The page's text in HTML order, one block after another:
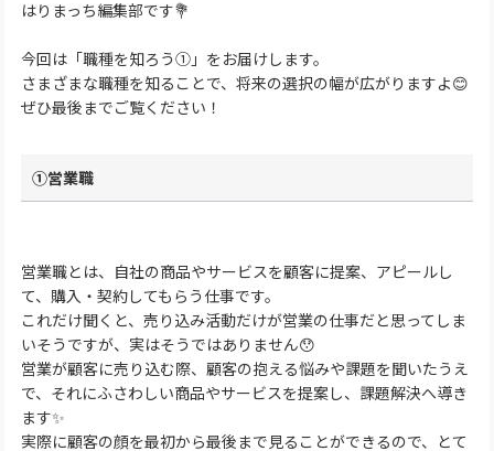
はりまっち編集部です💐
今回は「職種を知ろう①」をお届けします。
さまざまな職種を知ることで、将来の選択の幅が広がりますよ😊
ぜひ最後までご覧ください！
①営業職
営業職とは、自社の商品やサービスを顧客に提案、アピールし
て、購入・契約してもらう仕事です。
これだけ聞くと、売り込み活動だけが営業の仕事だと思ってしま
いそうですが、実はそうではありません😯
営業が顧客に売り込む際、顧客の抱える悩みや課題を聞いたうえ
で、それにふさわしい商品やサービスを提案し、課題解決へ導き
ます✨
実際に顧客の顔を最初から最後まで見ることができるので、とて